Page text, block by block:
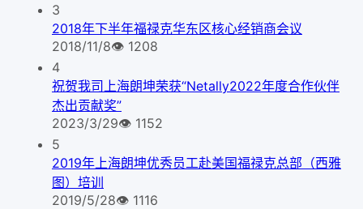
3
2018年下半年福禄克华东区核心经销商会议
2018/11/8👁 1208
4
祝贺我司上海朗坤荣获“Netally2022年度合作伙伴
杰出贡献奖”
2023/3/29👁 1152
5
2019年上海朗坤优秀员工赴美国福禄克总部（西雅
图）培训
2019/5/28👁 1116